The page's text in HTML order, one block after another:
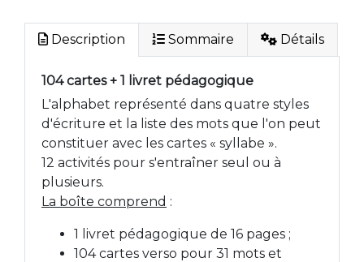
Description Sommaire Détails
104 cartes + 1 livret pédagogique
L'alphabet représenté dans quatre styles
d'écriture et la liste des mots que l'on peut
constituer avec les cartes « syllabe ».
12 activités pour s'entraîner seul ou à
plusieurs.
La boîte comprend :
1 livret pédagogique de 16 pages ;
104 cartes verso pour 31 mots et